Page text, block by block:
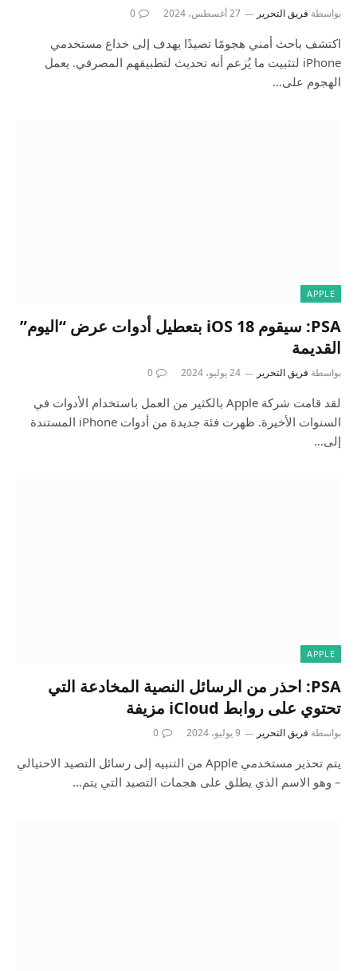
بواسطة فريق التحرير 27 أغسطس، 2024 0
اكتشف باحث أمني هجومًا تصيدًا يهدف إلى خداع مستخدمي
iPhone لتثبيت ما يُزعم أنه تحديث لتطبيقهم المصرفي. يعمل
الهجوم على…
APPLE
PSA: سيقوم iOS 18 بتعطيل أدوات عرض “اليوم”
القديمة
بواسطة فريق التحرير 24 يوليو، 2024 0
لقد قامت شركة Apple بالكثير من العمل باستخدام الأدوات في
السنوات الأخيرة. ظهرت فئة جديدة من أدوات iPhone المستندة
إلى…
APPLE
PSA: احذر من الرسائل النصية المخادعة التي
تحتوي على روابط iCloud مزيفة
بواسطة فريق التحرير 9 يوليو، 2024 0
يتم تحذير مستخدمي Apple من التنبيه إلى رسائل التصيد الاحتيالي
– وهو الاسم الذي يطلق على هجمات التصيد التي يتم…